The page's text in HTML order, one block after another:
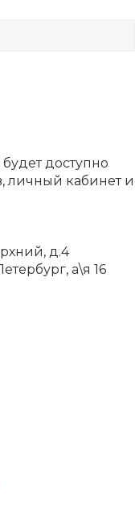
доступно
личный кабинет и
д.4
а\я 16